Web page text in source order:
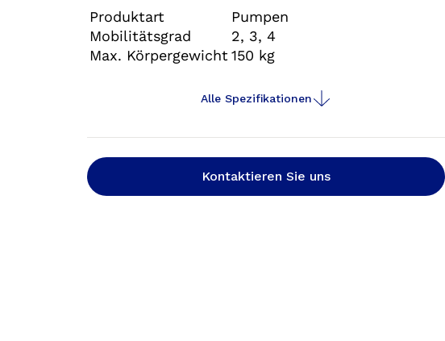
Schlauch mehr notwendig.
Produktart
Pumpen
Mobilitätsgrad
2, 3, 4
Max. Körpergewicht 150 kg
Alle Spezifikationen
Kontaktieren Sie uns